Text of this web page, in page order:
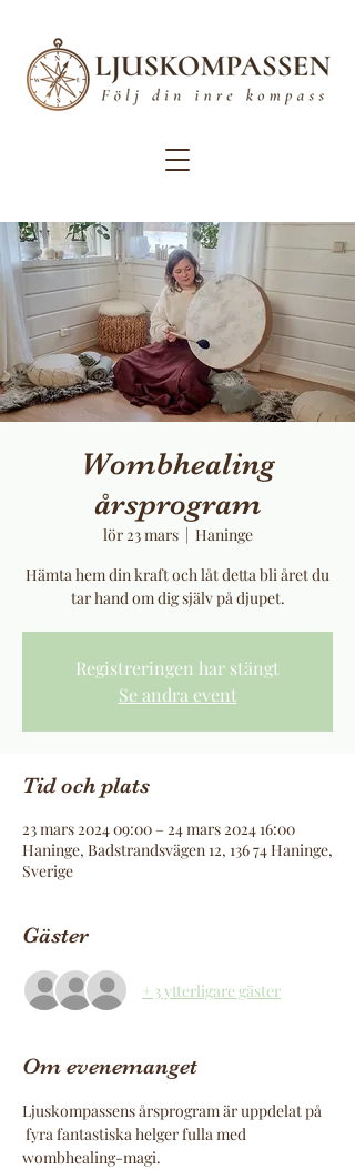
Wombhealing
årsprogram
lör 23 mars
  |
Haninge
Hämta hem din kraft och låt detta bli året du
tar hand om dig själv på djupet.
Registreringen har stängt
Se andra event
Tid och plats
23 mars 2024 09:00 – 24 mars 2024 16:00
Haninge, Badstrandsvägen 12, 136 74 Haninge,
Sverige
Gäster
+ 3 ytterligare gäster
Om evenemanget
Ljuskompassens årsprogram är uppdelat på
fyra fantastiska helger fulla med
wombhealing-magi.